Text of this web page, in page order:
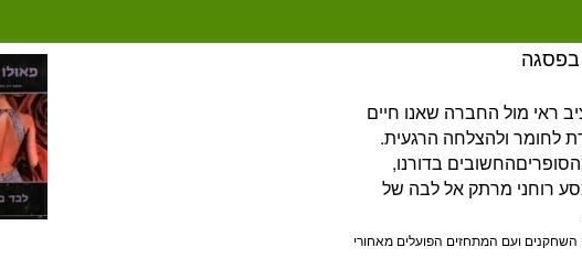
ראי מול החברה שאנו חיים
לחומר ולהצלחה הרגעית.
בדורנו,
רוחני מרתק אל לבה של
ועם המתחזים הפועלים מאחורי